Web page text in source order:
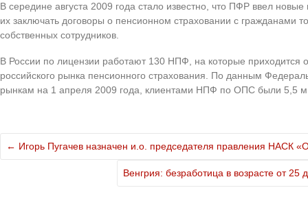
В середине августа 2009 года стало известно, что ПФР ввел
их заключать договоры о пенсионном страховании с гражданами
собственных сотрудников.
В России по лицензии работают 130 НПФ, на которые приходится
российского рынка пенсионного страхования. По данным
рынкам на 1 апреля 2009 года, клиентами НПФ по ОПС были 5,5
← Игорь Пугачев назначен и.о. председателя правления НАСК
Венгрия: безработица в возрасте от 25